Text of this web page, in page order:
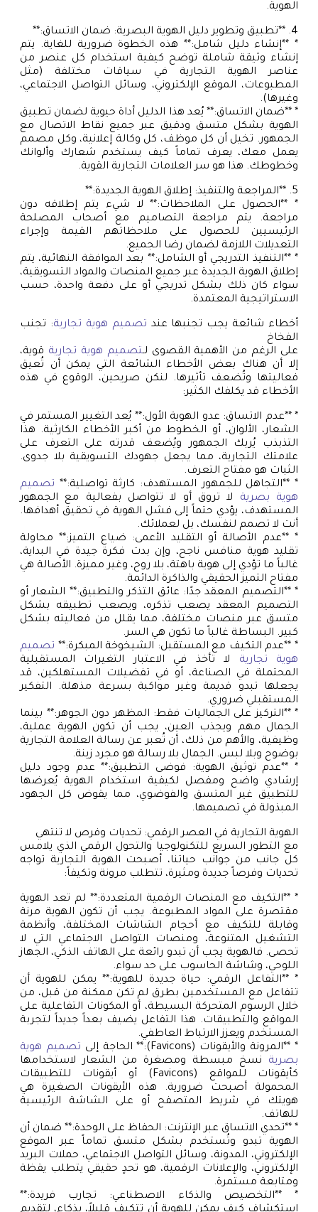
الهوية.
4. **تطبيق وتطوير دليل الهوية البصرية: ضمان الاتساق:**
* **إنشاء دليل شامل:** هذه الخطوة ضرورية للغاية. يتم
إنشاء وثيقة شاملة توضح كيفية استخدام كل عنصر من
عناصر الهوية التجارية في سياقات مختلفة (مثل
المطبوعات، الموقع الإلكتروني، وسائل التواصل الاجتماعي،
وغيرها).
* **ضمان الاتساق:** يُعد هذا الدليل أداة حيوية لضمان تطبيق
الهوية بشكل متسق ودقيق عبر جميع نقاط الاتصال مع
الجمهور. تخيل أن كل موظف، كل وكالة إعلانية، وكل مصمم
يعمل معك، يعرف تماماً كيف يستخدم شعارك وألوانك
وخطوطك. هذا هو سر العلامات التجارية القوية.
5. **المراجعة والتنفيذ: إطلاق الهوية الجديدة:**
* **الحصول على الملاحظات:** لا شيء يتم إطلاقه دون
مراجعة. يتم مراجعة التصاميم مع أصحاب المصلحة
الرئيسيين للحصول على ملاحظاتهم القيمة وإجراء
التعديلات اللازمة لضمان رضا الجميع.
* **التنفيذ التدريجي أو الشامل:** بعد الموافقة النهائية، يتم
إطلاق الهوية الجديدة عبر جميع المنصات والمواد التسويقية،
سواء كان ذلك بشكل تدريجي أو على دفعة واحدة، حسب
الاستراتيجية المعتمدة.
أخطاء شائعة يجب تجنبها عند تصميم هوية تجارية: تجنب
الفخاخ
على الرغم من الأهمية القصوى لـتصميم هوية تجارية قوية،
إلا أن هناك بعض الأخطاء الشائعة التي يمكن أن تُعيق
فعاليتها وتُضعف تأثيرها. لنكن صريحين، الوقوع في هذه
الأخطاء قد يكلفك الكثير:
* **عدم الاتساق: عدو الهوية الأول:** يُعد التغيير المستمر في
الشعار، الألوان، أو الخطوط من أكبر الأخطاء الكارثية. هذا
التذبذب يُربك الجمهور ويُضعف قدرته على التعرف على
علامتك التجارية، مما يجعل جهودك التسويقية بلا جدوى.
الثبات هو مفتاح التعرف.
* **التجاهل للجمهور المستهدف: كارثة تواصلية:** تصميم
هوية بصرية لا تروق أو لا تتواصل بفعالية مع الجمهور
المستهدف، يؤدي حتماً إلى فشل الهوية في تحقيق أهدافها.
أنت لا تصمم لنفسك، بل لعملائك.
* **عدم الأصالة أو التقليد الأعمى: ضياع التميز:** محاولة
تقليد هوية منافس ناجح، وإن بدت فكرة جيدة في البداية،
غالباً ما تؤدي إلى هوية باهتة، بلا روح، وغير مميزة. الأصالة هي
مفتاح التميز الحقيقي والذاكرة الدائمة.
* **التصميم المعقد جدًا: عائق التذكر والتطبيق:** الشعار أو
التصميم المعقد يصعب تذكره، ويصعب تطبيقه بشكل
متسق عبر منصات مختلفة، مما يقلل من فعاليته بشكل
كبير. البساطة غالباً ما تكون هي السر.
* **عدم التكيف مع المستقبل: الشيخوخة المبكرة:** تصميم
هوية تجارية لا تأخذ في الاعتبار التغيرات المستقبلية
المحتملة في الصناعة، أو في تفضيلات المستهلكين، قد
يجعلها تبدو قديمة وغير مواكبة بسرعة مذهلة. التفكير
المستقبلي ضروري.
* **التركيز على الجماليات فقط: المظهر دون الجوهر:** بينما
الجمال مهم ويجذب العين، يجب أن تكون الهوية عملية،
وظيفية، والأهم من ذلك، أن تُعبر عن رسالة العلامة التجارية
بوضوح وبلا لبس. الجمال بلا رسالة هو مجرد زينة.
* **عدم توثيق الهوية: فوضى التطبيق:** عدم وجود دليل
إرشادي واضح ومفصل لكيفية استخدام الهوية يُعرضها
للتطبيق غير المتسق والفوضوي، مما يقوض كل الجهود
المبذولة في تصميمها.
الهوية التجارية في العصر الرقمي: تحديات وفرص لا تنتهي
مع التطور السريع للتكنولوجيا والتحول الرقمي الذي يلامس
كل جانب من جوانب حياتنا، أصبحت الهوية التجارية تواجه
تحديات وفرصاً جديدة ومثيرة، تتطلب مرونة وتكيفاً:
* **التكيف مع المنصات الرقمية المتعددة:** لم تعد الهوية
مقتصرة على المواد المطبوعة. يجب أن تكون الهوية مرنة
وقابلة للتكيف مع أحجام الشاشات المختلفة، وأنظمة
التشغيل المتنوعة، ومنصات التواصل الاجتماعي التي لا
تحصى. فالهوية يجب أن تبدو رائعة على الهاتف الذكي، الجهاز
اللوحي، وشاشة الحاسوب على حد سواء.
* **التفاعل الرقمي: حياة جديدة للهوية:** يمكن للهوية أن
تتفاعل مع المستخدمين بطرق لم تكن ممكنة من قبل، من
خلال الرسوم المتحركة البسيطة، أو المكونات التفاعلية على
المواقع والتطبيقات. هذا التفاعل يضيف بعداً جديداً لتجربة
المستخدم ويعزز الارتباط العاطفي.
* **المرونة والأيقونات (Favicons):** الحاجة إلى
تصميم هوية
بصرية نسخ مبسطة ومصغرة من الشعار لاستخدامها
كأيقونات للمواقع (Favicons) أو أيقونات للتطبيقات
المحمولة أصبحت ضرورية. هذه الأيقونات الصغيرة هي
هويتك في شريط المتصفح أو على الشاشة الرئيسية
للهاتف.
* **تحدي الاتساق عبر الإنترنت: الحفاظ على الوحدة:** ضمان أن
الهوية تبدو وتُستخدم بشكل متسق تماماً عبر الموقع
الإلكتروني، المدونة، وسائل التواصل الاجتماعي، حملات البريد
الإلكتروني، والإعلانات الرقمية، هو تحدٍ حقيقي يتطلب يقظة
ومتابعة مستمرة.
* **التخصيص والذكاء الاصطناعي: تجارب فريدة:**